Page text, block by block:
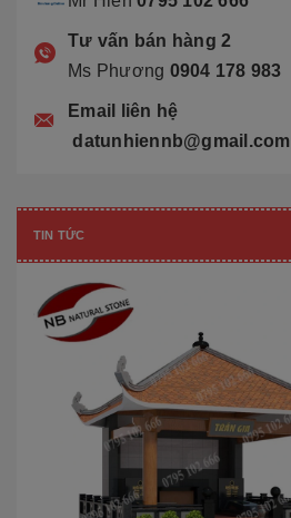
Tư vấn bán hàng 2
Ms Phương 0904 178 983
Email liên hệ
datunhiennb@gmail.com
TIN TỨC